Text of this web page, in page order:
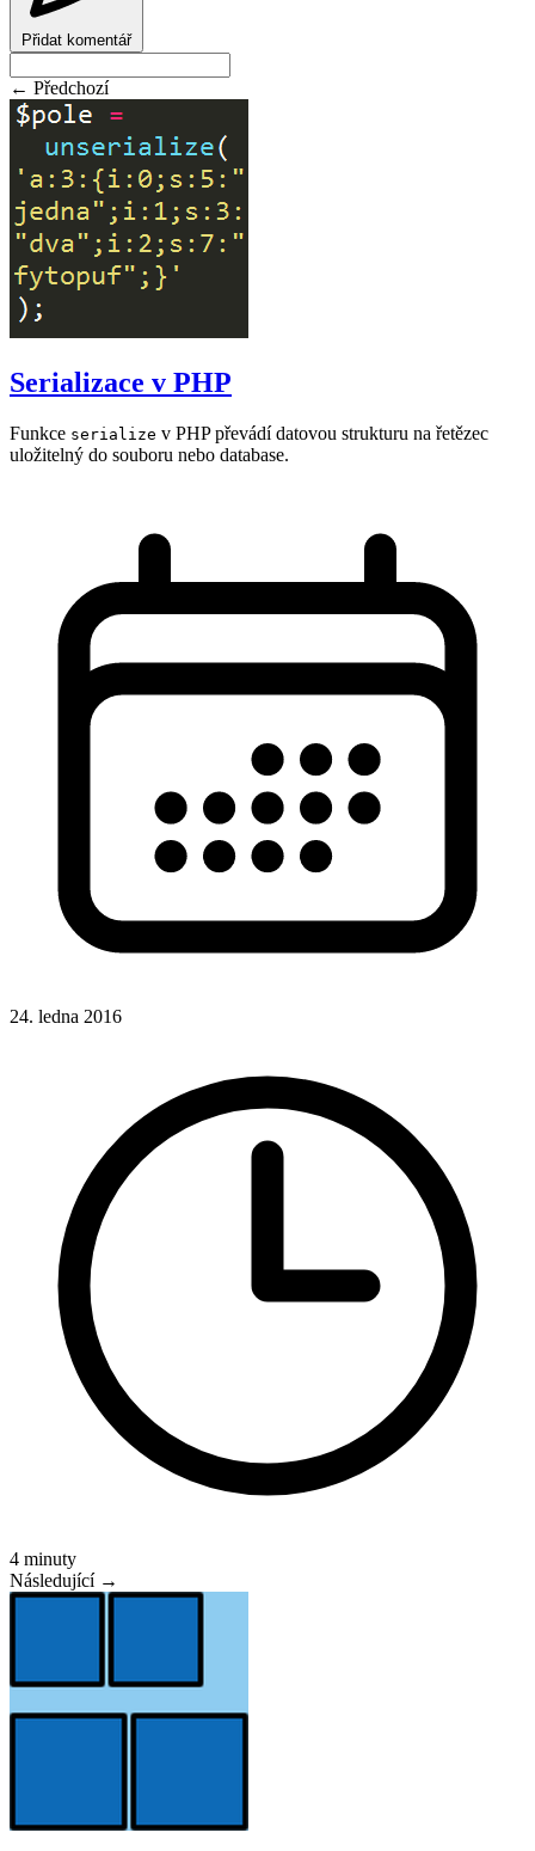
Přidat komentář
← Předchozí
Serializace v PHP
Funkce serialize v PHP převádí datovou strukturu na řetězec
uložitelný do souboru nebo database.
24. ledna 2016
4 minuty
Následující →